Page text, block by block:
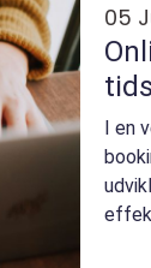
05
I en